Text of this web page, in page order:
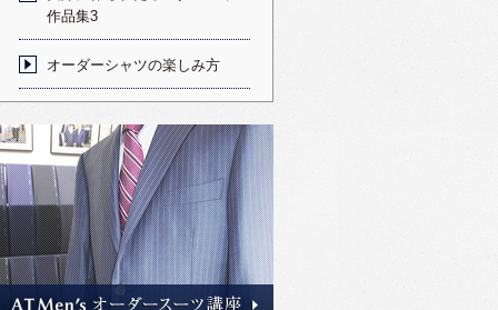
作品集3
オーダーシャツの楽しみ方